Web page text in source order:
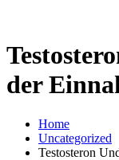
der
Home
Uncategorized
Testosteron